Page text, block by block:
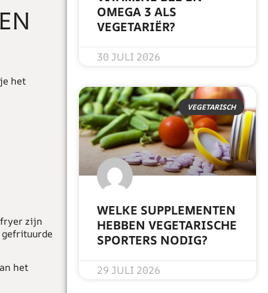
het
zijn
het
OMEGA 3 ALS
VEGETARIËR?
30 JULI 2026
VEGETARISCH
WELKE SUPPLEMENTEN
HEBBEN VEGETARISCHE
SPORTERS NODIG?
29 JULI 2026